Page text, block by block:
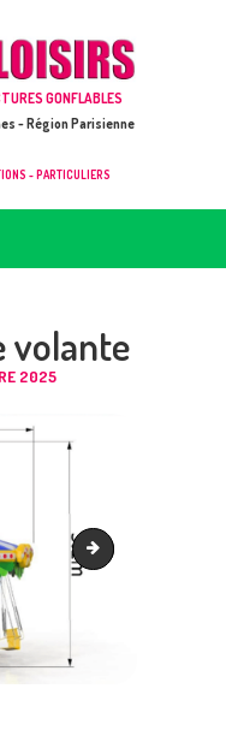
GONFLABLES
- Région Parisienne
- PARTICULIERS
24H)
volante
2025
Petit train